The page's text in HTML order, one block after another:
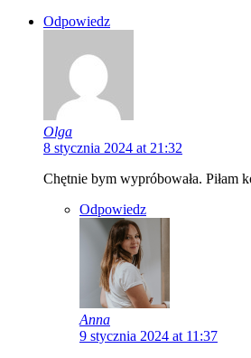
Odpowiedz
Olga
8 stycznia 2024 at 21:32
Chętnie bym wypróbowała. Piłam
Odpowiedz
Anna
9 stycznia 2024 at 11:37